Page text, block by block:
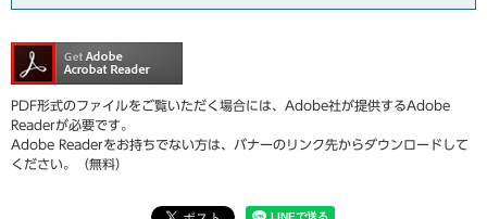
PDF形式のファイルをご覧いただく場合には、Adobe社が提供するAdobe
Readerが必要です。
Adobe Readerをお持ちでない方は、バナーのリンク先からダウンロードして
ください。（無料）